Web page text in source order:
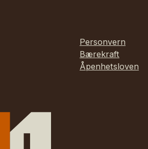
Personvern
Bærekraft
Åpenhetsloven